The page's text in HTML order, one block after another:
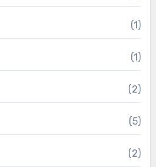
(1)
(1)
(2)
(5)
(2)